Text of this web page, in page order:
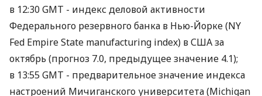
в 12:30 GMT - индекс деловой активности
Федерального резервного банка в Нью-Йорке (NY
Fed Empire State manufacturing index) в США за
октябрь (прогноз 7.0, предыдущее значение 4.1);
в 13:55 GMT - предварительное значение индекса
настроений Мичиганского университета (Michigan